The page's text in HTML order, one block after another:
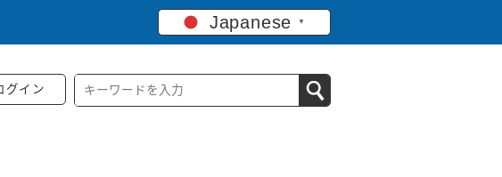
Japanese ▼
グイン